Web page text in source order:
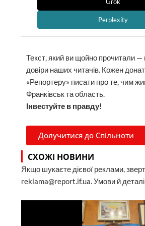
Grok
Perplexity
Текст, який ви щойно прочитали —
довіри наших читачів. Кожен
«Репортеру» писати про те, чим
Франківськ та область.
Інвестуйте в правду!
Долучитися до Спільноти
СХОЖІ НОВИНИ
Якщо шукаєте дієвої реклами,
reklama@report.if.ua. Умови й